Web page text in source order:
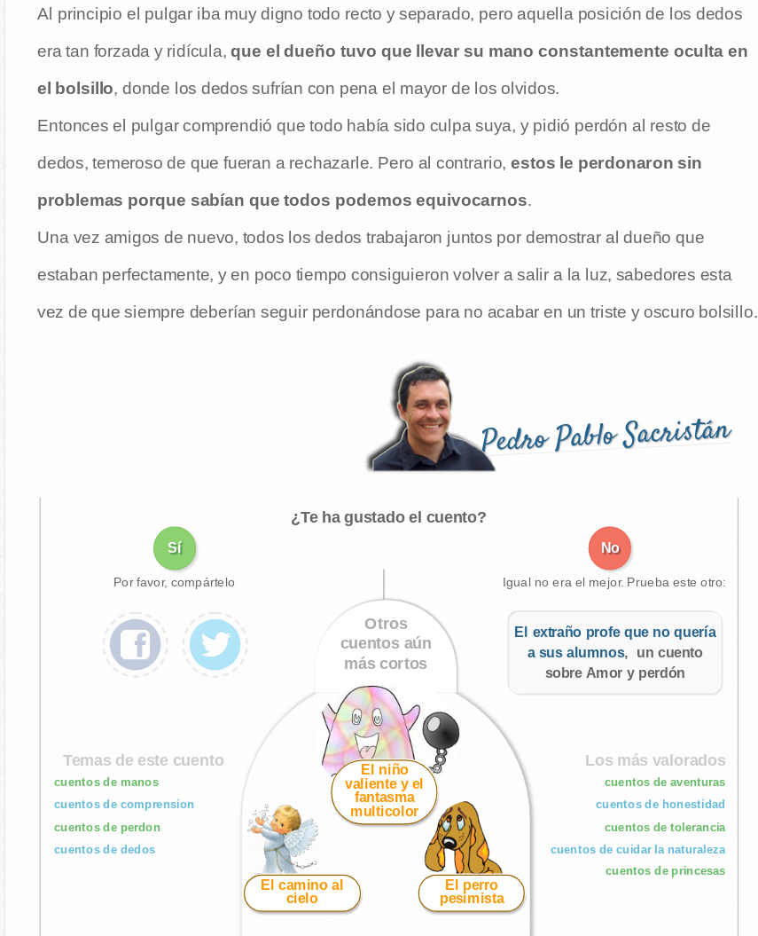
Al principio el pulgar iba muy digno todo recto y separado, pero aquella posición de los dedos
era tan forzada y ridícula, que el dueño tuvo que llevar su mano constantemente oculta en
el bolsillo, donde los dedos sufrían con pena el mayor de los olvidos.
Entonces el pulgar comprendió que todo había sido culpa suya, y pidió perdón al resto de
dedos, temeroso de que fueran a rechazarle. Pero al contrario, estos le perdonaron sin
problemas porque sabían que todos podemos equivocarnos.
Una vez amigos de nuevo, todos los dedos trabajaron juntos por demostrar al dueño que
estaban perfectamente, y en poco tiempo consiguieron volver a salir a la luz, sabedores esta
vez de que siempre deberían seguir perdonándose para no acabar en un triste y oscuro bolsillo.
Pedro Pablo Sacristán
¿Te ha gustado el cuento?
Sí
Por favor, compártelo
No
Igual no era el mejor. Prueba este otro:
El extraño profe que no quería
a sus alumnos, un cuento
sobre Amor y perdón
Temas de este cuento
cuentos de manos
cuentos de comprension
cuentos de perdon
cuentos de dedos
Otros
cuentos aún
más cortos
El niño
valiente y el
fantasma
multicolor
El perro
pesimista
El camino al
cielo
Los más valorados
cuentos de aventuras
cuentos de honestidad
cuentos de tolerancia
cuentos de cuidar la naturaleza
cuentos de princesas